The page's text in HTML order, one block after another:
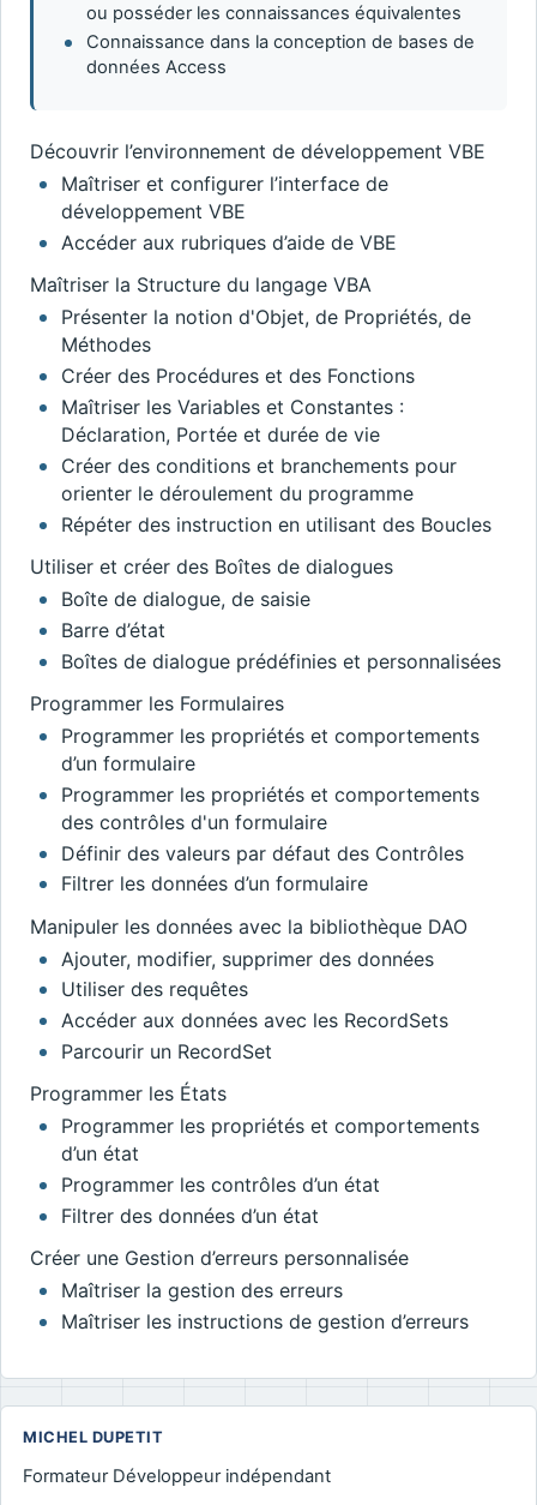
ou posséder les connaissances équivalentes
Connaissance dans la conception de bases de
données Access
Découvrir l’environnement de développement VBE
Maîtriser et configurer l’interface de
développement VBE
Accéder aux rubriques d’aide de VBE
Maîtriser la Structure du langage VBA
Présenter la notion d'Objet, de Propriétés, de
Méthodes
Créer des Procédures et des Fonctions
Maîtriser les Variables et Constantes :
Déclaration, Portée et durée de vie
Créer des conditions et branchements pour
orienter le déroulement du programme
Répéter des instruction en utilisant des Boucles
Utiliser et créer des Boîtes de dialogues
Boîte de dialogue, de saisie
Barre d’état
Boîtes de dialogue prédéfinies et personnalisées
Programmer les Formulaires
Programmer les propriétés et comportements
d’un formulaire
Programmer les propriétés et comportements
des contrôles d'un formulaire
Définir des valeurs par défaut des Contrôles
Filtrer les données d’un formulaire
Manipuler les données avec la bibliothèque DAO
Ajouter, modifier, supprimer des données
Utiliser des requêtes
Accéder aux données avec les RecordSets
Parcourir un RecordSet
Programmer les États
Programmer les propriétés et comportements
d’un état
Programmer les contrôles d’un état
Filtrer des données d’un état
Créer une Gestion d’erreurs personnalisée
Maîtriser la gestion des erreurs
Maîtriser les instructions de gestion d’erreurs
MICHEL DUPETIT
Formateur Développeur indépendant